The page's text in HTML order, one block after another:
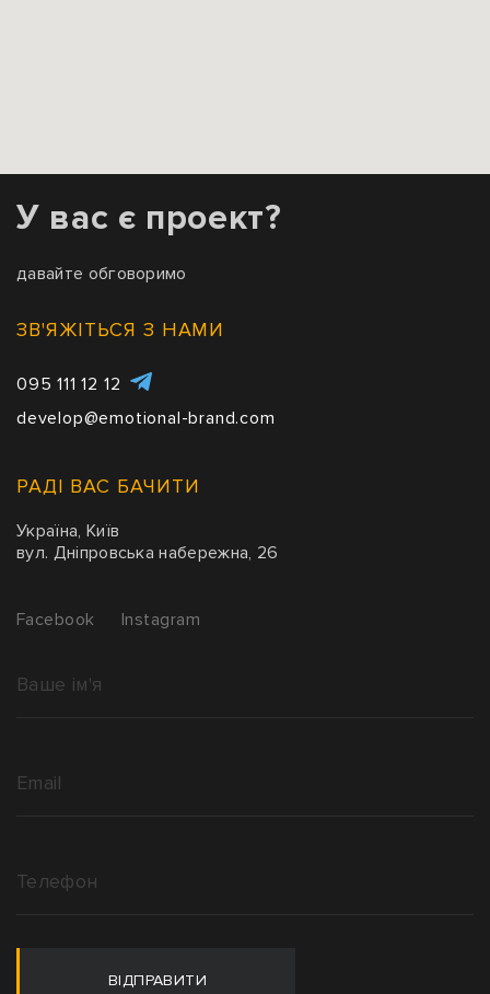
У вас є проект?
давайте обговоримо
ЗВ'ЯЖІТЬСЯ З НАМИ
095 111 12 12
develop@emotional-brand.com
РАДІ ВАС БАЧИТИ
Україна, Київ
вул. Дніпровська набережна, 26
Facebook Instagram
ВІДПРАВИТИ